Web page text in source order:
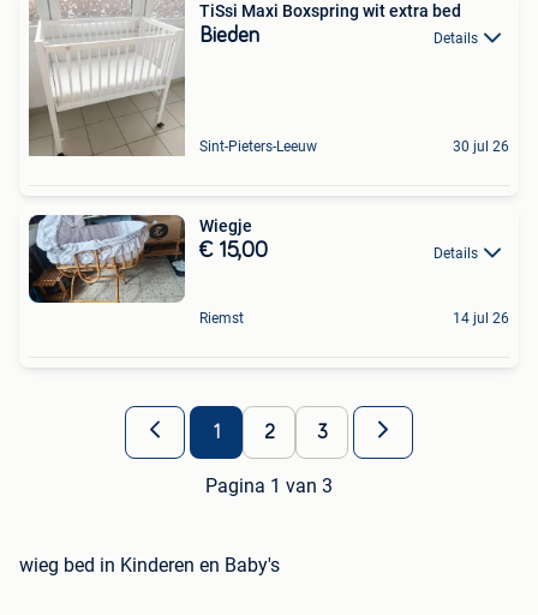
TiSsi Maxi Boxspring wit extra bed
Bieden Details
Sint-Pieters-Leeuw 30 jul 26
Wiegje
€ 15,00 Details
Riemst 14 jul 26
1 2 3
Pagina 1 van 3
wieg bed in Kinderen en Baby's